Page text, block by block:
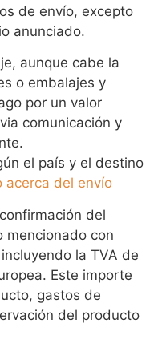
de envío, excepto
anunciado.
aunque cabe la
o embalajes y
por un valor
comunicación y
el país y el destino
acerca del envío
del
mencionado con
la TVA de
Este importe
gastos de
del producto